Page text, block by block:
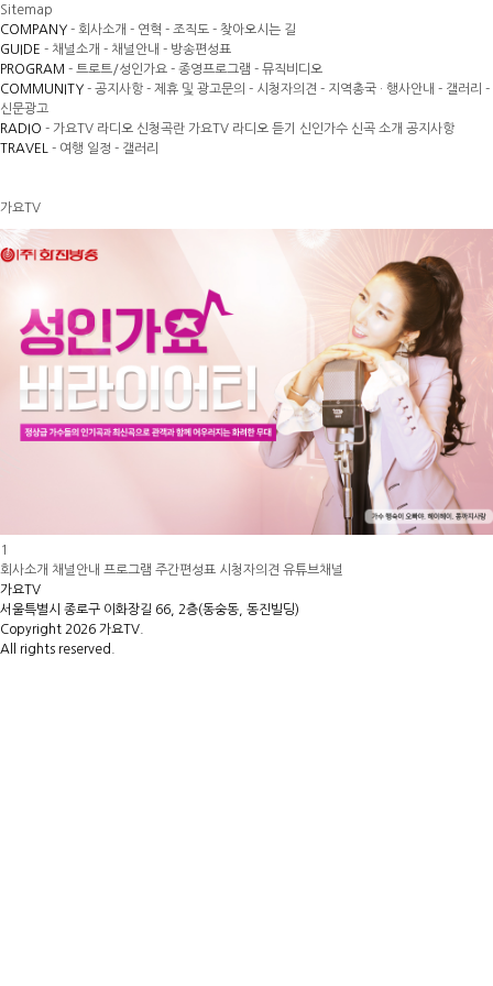
Sitemap
COMPANY - 회사소개 - 연혁 - 조직도 - 찾아오시는 길
GUIDE - 채널소개 - 채널안내 - 방송편성표
PROGRAM - 트로트/성인가요 - 종영프로그램 - 뮤직비디오
COMMUNITY - 공지사항 - 제휴 및 광고문의 - 시청자의견 - 지역총국 · 행사안내 - 갤러리 -
신문광고
RADIO - 가요TV 라디오 신청곡란 가요TV 라디오 듣기 신인가수 신곡 소개 공지사항
TRAVEL
- 여행 일정 - 갤러리
가요TV
1
회사소개 채널안내 프로그램 주간편성표 시청자의견 유튜브채널
가요TV
서울특별시 종로구 이화장길 66, 2층(동숭동, 동진빌딩)
Copyright 2026 가요TV.
All rights reserved.